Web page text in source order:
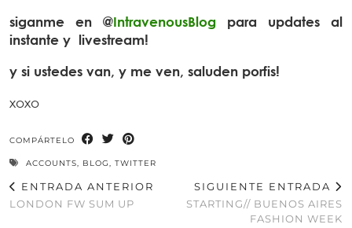
siganme en @IntravenousBlog para updates al
instante y livestream!
y si ustedes van, y me ven, saluden porfis!
xoxo
COMPÁRTELO
ACCOUNTS, BLOG, TWITTER
ENTRADA ANTERIOR
LONDON FW SUM UP
SIGUIENTE ENTRADA
STARTING// BUENOS AIRES
FASHION WEEK